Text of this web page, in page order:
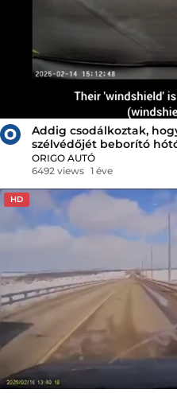
Addig csodálkoztak,
szélvédőjét beborító
ORIGO AUTÓ
6492 views 1 éve
HD